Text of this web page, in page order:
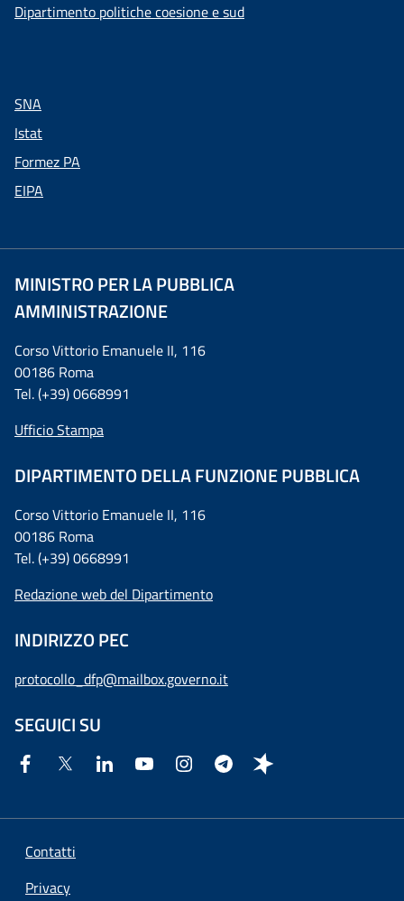
Dipartimento politiche coesione e sud
SNA
Istat
Formez PA
EIPA
MINISTRO PER LA PUBBLICA
AMMINISTRAZIONE
Corso Vittorio Emanuele II, 116
00186 Roma
Tel. (+39) 0668991
Ufficio Stampa
DIPARTIMENTO DELLA FUNZIONE PUBBLICA
Corso Vittorio Emanuele II, 116
00186 Roma
Tel. (+39) 0668991
Redazione web del Dipartimento
INDIRIZZO PEC
protocollo_dfp@mailbox.governo.it
SEGUICI SU
Contatti
Privacy